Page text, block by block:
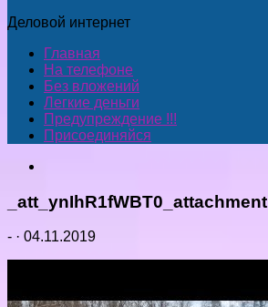
Деловой интернет
Главная
На телефоне
Без вложений
Легкие деньги
Предупреждение !!!
Присоединяйся
_att_ynIhR1fWBT0_attachment
- · 04.11.2019